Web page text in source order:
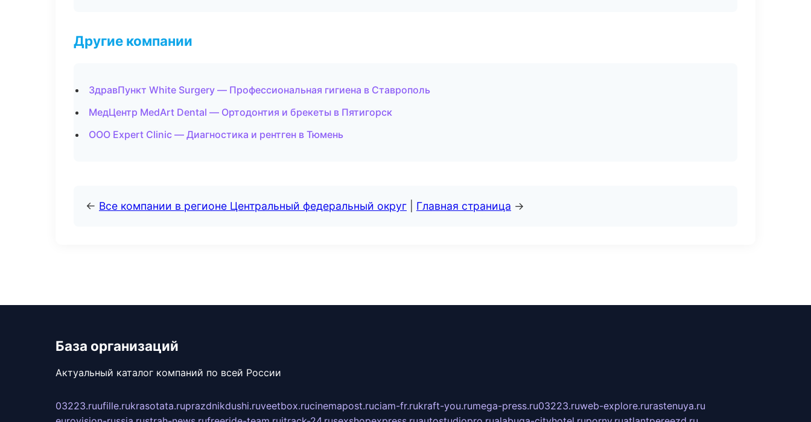
Другие компании
ЗдравПункт White Surgery — Профессиональная гигиена в Ставрополь
МедЦентр MedArt Dental — Ортодонтия и брекеты в Пятигорск
ООО Expert Clinic — Диагностика и рентген в Тюмень
← Все компании в регионе Центральный федеральный округ Главная страница →
База организаций
Актуальный каталог компаний по всей России
03223.ruufille.rukrasotata.ruprazdnikdushi.ruveetbox.rucinemapost.ruciam-fr.rukraft-you.rumega-press.ru03223.ruweb-explore.rurastenuya.ru